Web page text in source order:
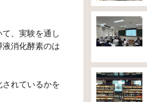
、実験を通し
消化酵素のは
れているかを